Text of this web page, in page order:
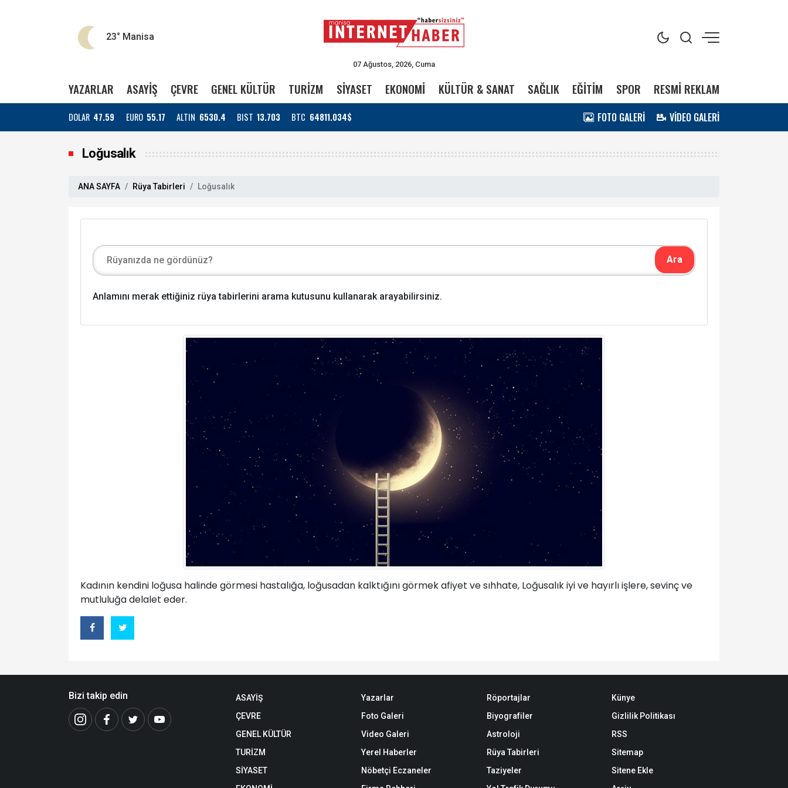
23° Manisa
07 Ağustos, 2026, Cuma
YAZARLAR ASAYİŞ ÇEVRE GENEL KÜLTÜR TURİZM SİYASET EKONOMİ KÜLTÜR & SANAT SAĞLIK EĞİTİM SPOR RESMİ REKLAM
DOLAR 47.59 EURO 55.17 ALTIN 6530.4 BIST 13.703 BTC 64811.034$ FOTO GALERİ VİDEO GALERİ
Loğusalık
ANA SAYFA Rüya Tabirleri Loğusalık
Anlamını merak ettiğiniz rüya tabirlerini arama kutusunu kullanarak arayabilirsiniz.
Kadının kendini loğusa halinde görmesi hastalığa, loğusadan kalktığını görmek afiyet ve sıhhate, Loğusalık iyi ve hayırlı işlere, sevinç ve
mutluluğa delalet eder.
Bizi takip edin
ASAYİŞ
ÇEVRE
GENEL KÜLTÜR
TURİZM
SİYASET
Yazarlar
Foto Galeri
Video Galeri
Yerel Haberler
Nöbetçi Eczaneler
Röportajlar
Biyografiler
Astroloji
Rüya Tabirleri
Taziyeler
Künye
Gizlilik Politikası
RSS
Sitemap
Sitene Ekle